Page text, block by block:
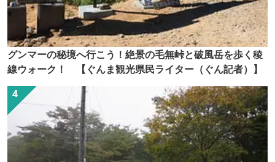
グンマーの秘境へ行こう！絶景の毛無峠と破風岳を歩く稜
線ウォーク！ 【ぐんま観光県民ライター（ぐん記者）】